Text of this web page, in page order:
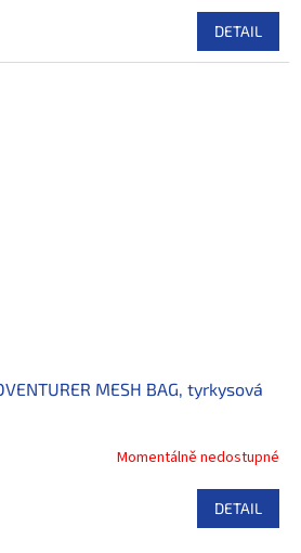
DETAIL
MESH BAG, tyrkysová
Momentálně nedostupné
DETAIL